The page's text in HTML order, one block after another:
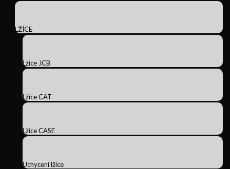
LŽÍCE
Lžíce JCB
Lžíce CAT
Lžíce CASE
Uchycení lžíce